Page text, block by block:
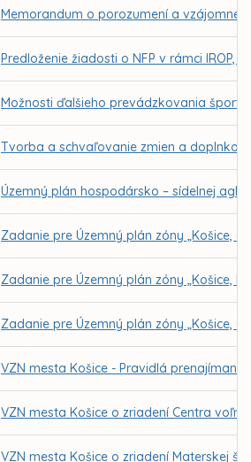
Memorandum o porozumení a vzájomnej
Predloženie žiadosti o NFP v rámci
Možnosti ďalšieho prevádzkovania
Tvorba a schvaľovanie zmien a doplnkov
Územný plán hospodársko – sídelnej
Zadanie pre Územný plán zóny „Košice,
Zadanie pre Územný plán zóny „Košice,
Zadanie pre Územný plán zóny „Košice,
VZN mesta Košice - Pravidlá
VZN mesta Košice o zriadení Centra
VZN mesta Košice o zriadení Materskej